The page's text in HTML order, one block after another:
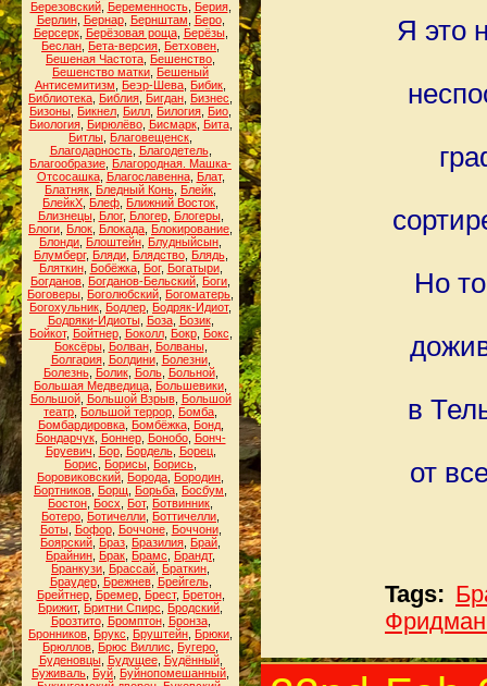
Березовский, Беременность, Берия,
Берлин, Бернар, Бернштам Беро,
Берсерк, Берёзовая роща, Берёзы,
Беслан Бета-версия Бетховен
Бешеная Частота Бешенство
Бешенство матки Бешеный
Антисемитизм
Беэр-Шева Бибик
Библиотека Библия Бигдан Бизнес
Бизоны Бикнел Билл Билогия Био
Биология, Бирюлёво, Бисмарк, Бита,
Битлы Благовещенск
Благодарность, Благодетель,
Благообразие Благородная. Машка-
Отсосашка, Благославенна, Блат,
Блатняк Бледный Конь Блейк
БлейкХ Блеф Ближний Восток
Близнецы, Блог, Блогер, Блогеры,
Блоги Блок Блокада Блокирование
Блонди Блоштейн Блудныйсын
Блумберг, Бляди, Блядство, Блядь,
Бляткин, Бобёжка, Бог, Богатыри,
Богданов Богданов-Бельский Боги
Боговеры Боголюбский Богоматерь
Богохульник Бодлер Бодряк-Идиот,
Бодряки-Идиоты, Боза, Бозик,
Бойкот, Бойтнер, Боколл, Бокр, Бокс
Боксёры, Болван, Болваны,
Болгария, Болдини, Болезни,
Болезнь, Болик, Боль, Больной,
Большая Медведица Большевики
Большой, Большой Взрыв, Большой
театр Большой террор Бомба
Бомбардировка, Бомбёжка, Бонд,
Бондарчук, Боннер, Бонобо, Бонч-
Бруевич
Бор, Бордель, Борец,
Борис
Борисы Борись
Боровиковский Борода Бородин
Бортников Борщ Борьба Босбум
Бостон Босх Бот, Ботвинник
Ботеро Ботичелли Боттичелли
Боты, Бофор, Боччоне, Боччони,
Боярский Браз Бразилия Брай
Брайнин Брак Брамс Брандт,
Бранкузи Брассай Браткин
Браудер, Брежнев, Брейгель,
Брейтнер, Бремер, Брест, Бретон,
Брижит, Бритни Спирс Бродский
Брозтито, Бромптон, Бронза,
Бронников Брукс Бруштейн Брюки
Брюллов Брюс Виллис Бугеро
Буденовцы, Будущее, Будённый,
Буживаль Буй Буйнопомешанный
Я это
Но
в
от
Tags: